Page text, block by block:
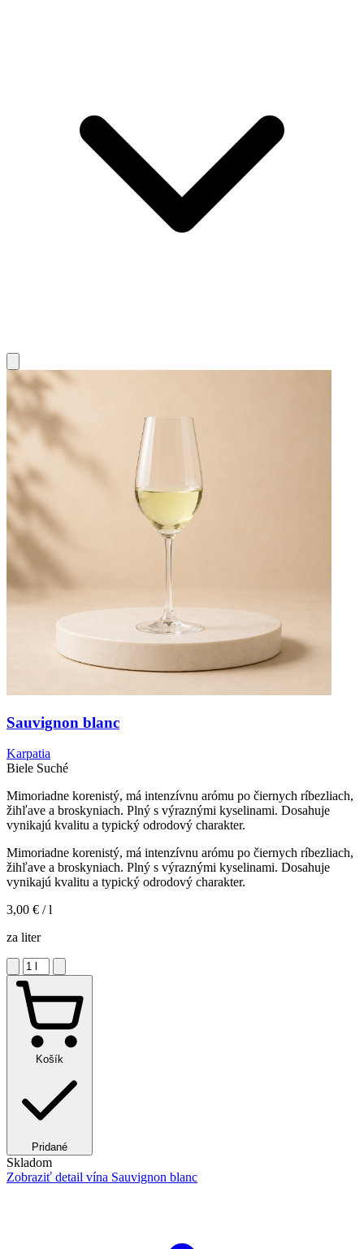
Sauvignon blanc
Karpatia
Biele Suché
Mimoriadne korenistý, má intenzívnu arómu po čiernych ríbezliach,
žihľave a broskyniach. Plný s výraznými kyselinami. Dosahuje
vynikajú kvalitu a typický odrodový charakter.
Mimoriadne korenistý, má intenzívnu arómu po čiernych ríbezliach,
žihľave a broskyniach. Plný s výraznými kyselinami. Dosahuje
vynikajú kvalitu a typický odrodový charakter.
3,00 € / l
za liter
Košík
Pridané
Skladom
Zobraziť detail vína Sauvignon blanc